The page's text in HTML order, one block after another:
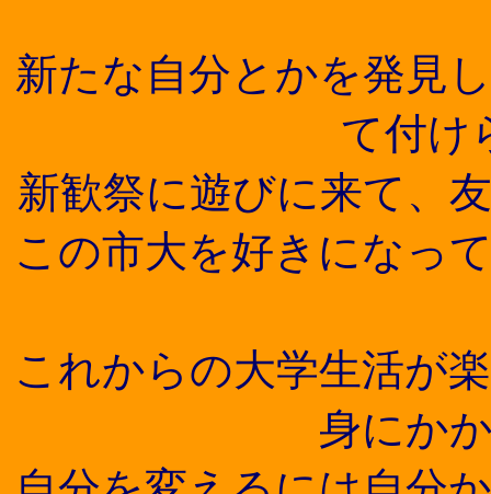
新たな自分とかを発見
て付け
新歓祭に遊びに来て、
この市大を好きになっ
これからの大学生活が
身にか